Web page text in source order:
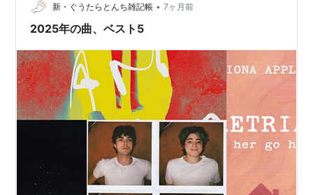
新・ぐうたらとんち雑記帳 • 7ヶ月前
2025年の曲、ベスト5